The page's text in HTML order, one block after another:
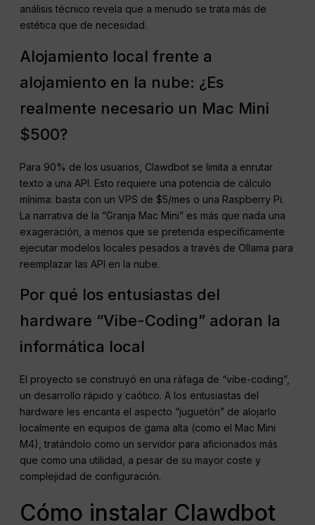
análisis técnico revela que a menudo se trata más de
estética que de necesidad.
Alojamiento local frente a
alojamiento en la nube: ¿Es
realmente necesario un Mac Mini
$500?
Para 90% de los usuarios, Clawdbot se limita a enrutar
texto a una API. Esto requiere una potencia de cálculo
mínima: basta con un VPS de $5/mes o una Raspberry Pi.
La narrativa de la “Granja Mac Mini” es más que nada una
exageración, a menos que se pretenda específicamente
ejecutar modelos locales pesados a través de Ollama para
reemplazar las API en la nube.
Por qué los entusiastas del
hardware “Vibe-Coding” adoran la
informática local
El proyecto se construyó en una ráfaga de “vibe-coding”,
un desarrollo rápido y caótico. A los entusiastas del
hardware les encanta el aspecto “juguetón” de alojarlo
localmente en equipos de gama alta (como el Mac Mini
M4), tratándolo como un servidor para aficionados más
que como una utilidad, a pesar de su mayor coste y
complejidad de configuración.
Cómo instalar Clawdbot